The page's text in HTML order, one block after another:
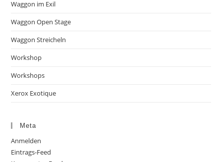
Waggon im Exil
Waggon Open Stage
Waggon Streicheln
Workshop
Workshops
Xerox Exotique
Meta
Anmelden
Eintrags-Feed